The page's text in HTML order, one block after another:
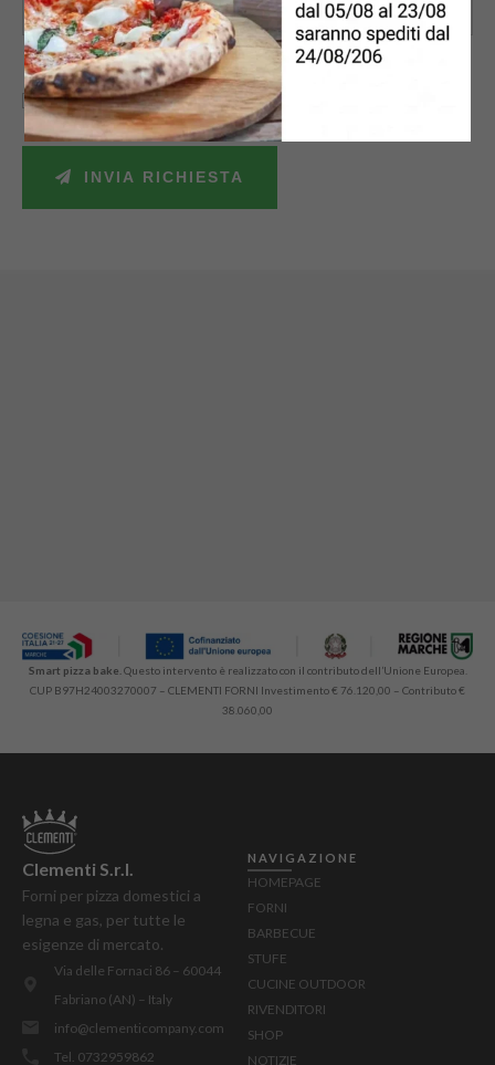
PRIVACY*
Accetto la politica sulla privacy e autorizzo il trattamento dei miei dati
personali secondo le leggi vigenti.
INVIA RICHIESTA
Smart pizza bake. Questo intervento è realizzato con il contributo dell’Unione Europea.
CUP B97H24003270007 – CLEMENTI FORNI Investimento € 76.120,00 – Contributo €
38.060,00
Clementi S.r.l.
Forni per pizza domestici a
legna e gas, per tutte le
esigenze di mercato.
Via delle Fornaci 86 – 60044
Fabriano (AN) – Italy
info@clementicompany.com
Tel. 0732959862
NAVIGAZIONE
HOMEPAGE
FORNI
BARBECUE
STUFE
CUCINE OUTDOOR
RIVENDITORI
SHOP
NOTIZIE